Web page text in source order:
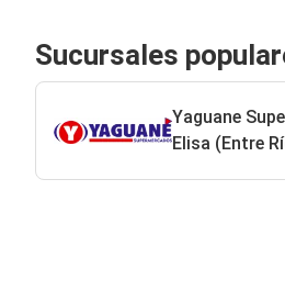
Sucursales
Yaguane
Elisa (Entre